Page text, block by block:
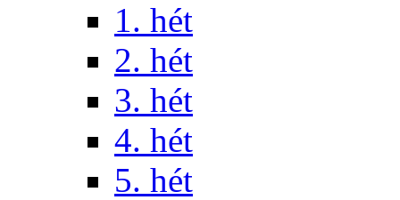
1. hét
2. hét
3. hét
4. hét
5. hét